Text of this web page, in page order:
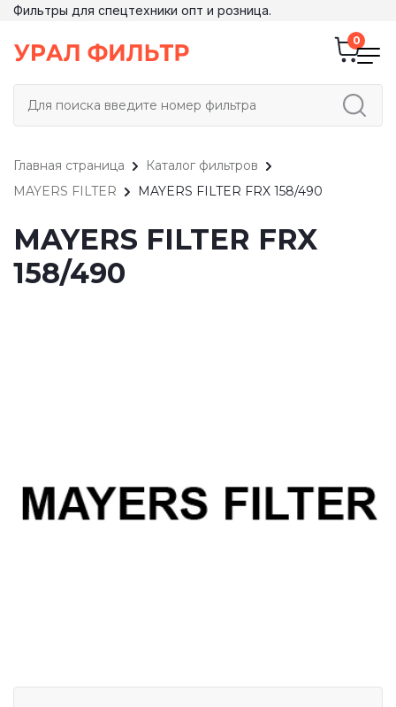
Фильтры для спецтехники опт и розница.
Главная страница
Каталог фильтров
MAYERS FILTER
MAYERS FILTER FRX 158/490
MAYERS FILTER FRX
158/490